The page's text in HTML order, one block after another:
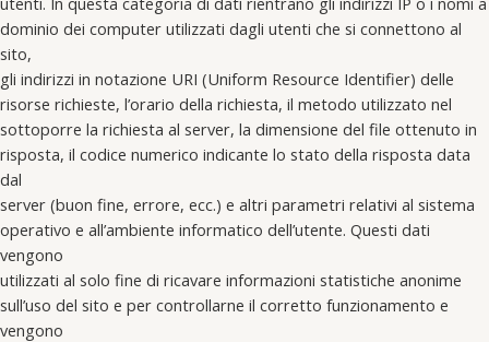
dominio dei computer utilizzati dagli utenti che si connettono al
sito,
gli indirizzi in notazione URI (Uniform Resource Identifier) delle
risorse richieste, l’orario della richiesta, il metodo utilizzato nel
sottoporre la richiesta al server, la dimensione del file ottenuto in
risposta, il codice numerico indicante lo stato della risposta data
dal
server (buon fine, errore, ecc.) e altri parametri relativi al sistema
operativo e all’ambiente informatico dell’utente. Questi dati
vengono
utilizzati al solo fine di ricavare informazioni statistiche anonime
sull’uso del sito e per controllarne il corretto funzionamento e
vengono